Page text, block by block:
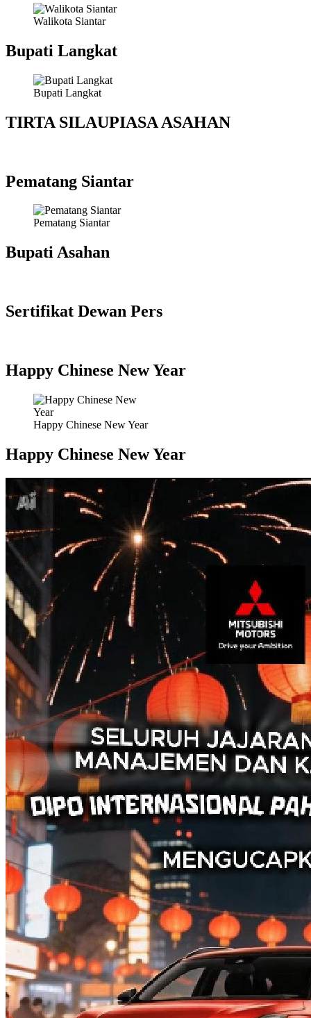
Walikota Siantar
Bupati Langkat
Bupati Langkat
TIRTA SILAUPIASA ASAHAN
Pematang Siantar
Pematang Siantar
Bupati Asahan
Sertifikat Dewan Pers
Happy Chinese New Year
Happy Chinese New Year
Happy Chinese New Year